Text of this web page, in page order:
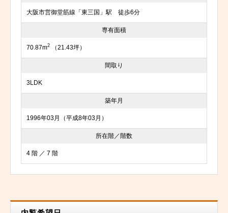
大阪市営御堂筋線「東三国」駅 徒歩6分
専有面積
70.87m2 （21.43坪）
間取り
3LDK
築年月
1996年03月（平成8年03月）
所在階／階数
4 階 ／ 7 階